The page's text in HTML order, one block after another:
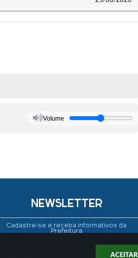
ACEITAR
Volume
NEWSLETTER
Cadastre-se e receba informativos da
Prefeitura